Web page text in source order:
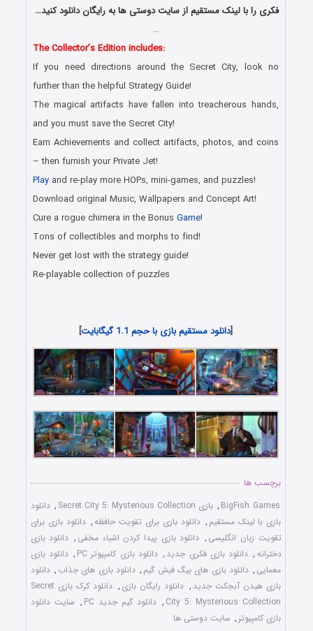
فکری را با لینک مستقیم از سایت دوستی ها به رایگان دانلود کنید…
…
The Collector’s Edition includes:
If you need directions around the Secret City, look no
further than the helpful Strategy Guide!
The magical artifacts have fallen into treacherous hands,
and you must save the Secret City!
Earn Achievements and collect artifacts, photos, and coins
– then furnish your Private Jet!
Play and re-play more HOPs, mini-games, and puzzles!
Download original Music, Wallpapers and Concept Art!
Cure a rogue chimera in the BonusGame!
Tons of collectibles and morphs to find!
Never get lost with the strategy guide!
Re-playable collection of puzzles
[دانلود مستقیم بازی با حجم 1.1 گیگابایت ]
برچسب ها
BigFish Games
, بازی Secret City 5: Mysterious Collection , دانلود
بازی با لينک مستقيم , دانلود بازی برای تقويت حافظه, دانلود بازی برای
تقويت زبان انگليسی , دانلود بازی پيدا کردن اشياء مخفی , دانلود بازی
دخترانه , دانلود بازی فکری جديد , دانلود بازی کامپيوتر PC , دانلود بازی
معمايی , دانلود بازی های بيگ فيش گيم , دانلود بازی های جذاب , دانلود
بازی هيدن آبجکت جديد , دانلود رايگان بازی ,
دانلود کرک بازی Secret
City 5: Mysterious Collection
, دانلود گيم جديد PC , سايت دانلود
بازی کامپيوتر , سايت دوستی ها